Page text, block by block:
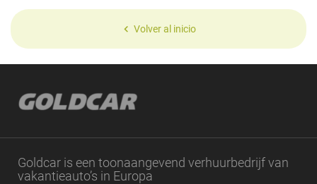
Volver al inicio
Goldcar is een toonaangevend verhuurbedrijf van
vakantieauto’s in Europa